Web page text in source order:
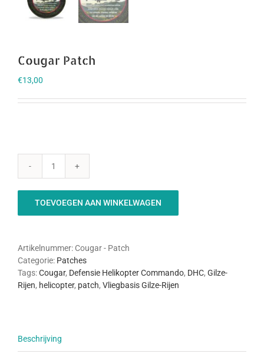
Cougar Patch
€13,00
Cougar
TOEVOEGEN AAN WINKELWAGEN
Artikelnummer: Cougar - Patch
Categorie: Patches
Tags:Cougar, Defensie Helikopter Commando, DHC, Gilze-
Rijen, helicopter, patch, Vliegbasis Gilze-Rijen
Beschrijving